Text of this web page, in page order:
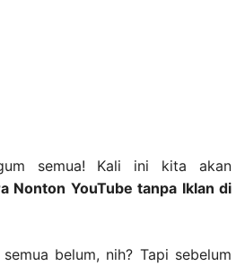
semua! Kali ini kita akan
Nonton YouTube tanpa Iklan di
belum, nih? Tapi sebelum